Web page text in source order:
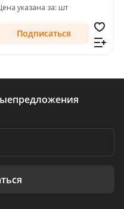
указана за: шт
Подписаться
предложения